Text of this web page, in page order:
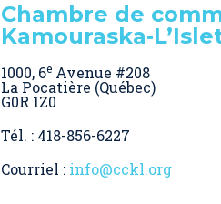
Chambre de
1000, 6e Avenue #208
La Pocatière (Québec)
G0R 1Z0
Tél. : 418-856-6227
Courriel : info@cckl.org